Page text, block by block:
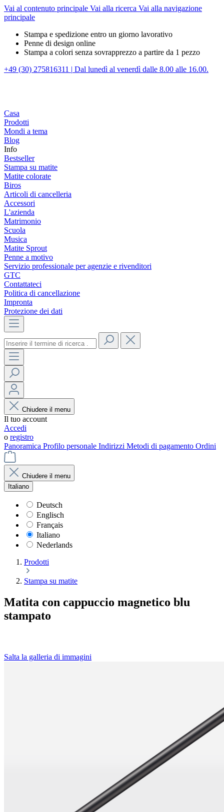
Vai al contenuto principale Vai alla ricerca Vai alla navigazione
principale
Stampa e spedizione entro un giorno lavorativo
Penne di design online
Stampa a colori senza sovrapprezzo a partire da 1 pezzo
+49 (30) 275816311 | Dal lunedì al venerdì dalle 8.00 alle 16.00.
Casa
Prodotti
Mondi a tema
Blog
Info
Bestseller
Stampa su matite
Matite colorate
Biros
Articoli di cancelleria
Accessori
L'azienda
Matrimonio
Scuola
Musica
Matite Sprout
Penne a motivo
Servizio professionale per agenzie e rivenditori
GTC
Contattateci
Politica di cancellazione
Impronta
Protezione dei dati
Chiudere il menu
Il tuo account
Accedi
o registro
Panoramica Profilo personale Indirizzi Metodi di pagamento Ordini
Chiudere il menu
Italiano
Deutsch
Englisch
Français
Italiano
Nederlands
Prodotti
Stampa su matite
Matita con cappuccio magnetico blu
stampato
Salta la galleria di immagini